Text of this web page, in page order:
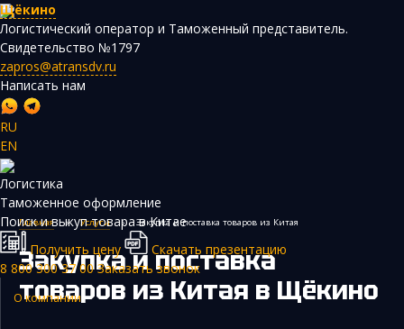
Щёкино
Логистический оператор и Таможенный представитель.
Свидетельство №1797
zapros@atransdv.ru
Написать нам
RU
EN
Логистика
Таможенное оформление
Поиск и выкуп товара в Китае
Получить цену
Скачать презентацию
8 800 300 37 00 Заказать звонок
О компании
Авиаперевозки из Китая
Железнодорожные перевозки из Китая
Контейнерные перевозки из Китая
Морские грузоперевозки из Китая
Главная › Услуги › Закупка и поставка товаров из Китая
Закупка и поставка
товаров из Китая в Щёкино